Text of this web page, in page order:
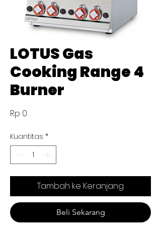
LOTUS Gas
Cooking Range 4
Burner
Rp 0
Kuantitas *
Tambah ke Keranjang
Beli Sekarang